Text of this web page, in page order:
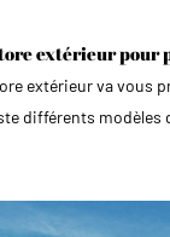
extérieur pour
extérieur va vous
différents modèles